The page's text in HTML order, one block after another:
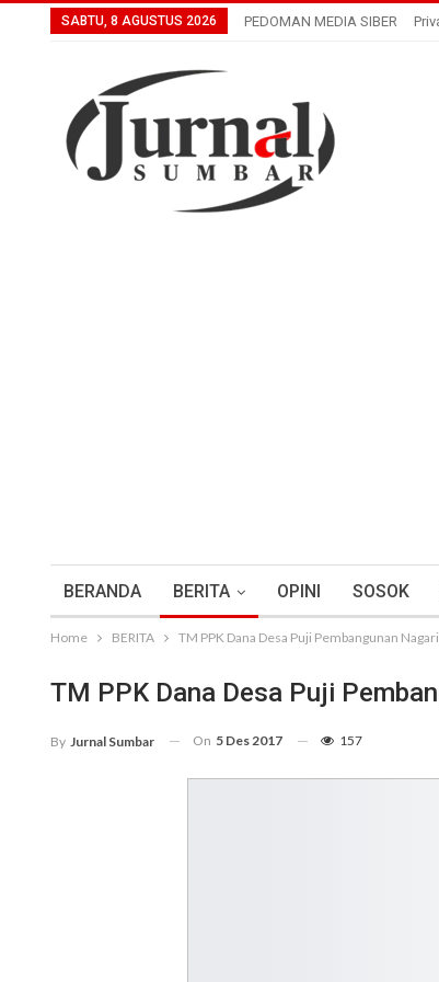
SABTU, 8 AGUSTUS 2026 PEDOMAN MEDIA SIBER
BERANDA BERITA OPINI SOSOK
Home BERITA TM PPK Dana Desa Puji Pembangunan
TM PPK Dana Desa Puji
By Jurnal Sumbar On 5 Des 2017 157